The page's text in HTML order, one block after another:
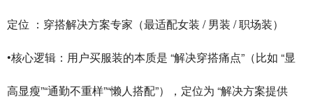
定位 ：穿搭解决方案专家（最适配女装 / 男装 / 职场装）
•核心逻辑：用户买服装的本质是 “解决穿搭痛点”（比如 “显
高显瘦”“通勤不重样”“懒人搭配”），定位为 “解决方案提供